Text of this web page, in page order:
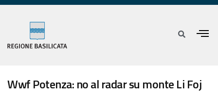
Wwf Potenza: no al radar su monte Li Foj